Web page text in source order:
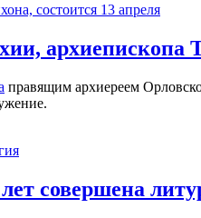
архиепископа
правящим архиереем
совершена